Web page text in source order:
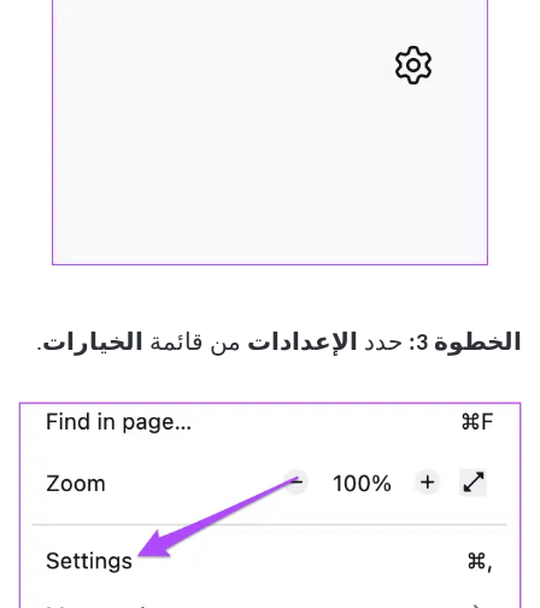
الخطوة 3: حدد الإعدادات من قائمة الخيارات.